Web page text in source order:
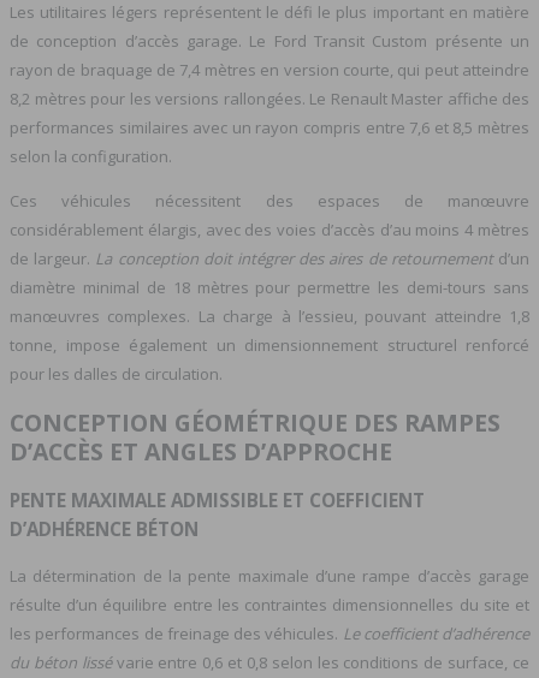
Les utilitaires légers représentent le défi le plus important en matière
de conception d’accès garage. Le Ford Transit Custom présente un
rayon de braquage de 7,4 mètres en version courte, qui peut atteindre
8,2 mètres pour les versions rallongées. Le Renault Master affiche des
performances similaires avec un rayon compris entre 7,6 et 8,5 mètres
selon la configuration.
Ces véhicules nécessitent des espaces de manœuvre
considérablement élargis, avec des voies d’accès d’au moins 4 mètres
de largeur. La conception doit intégrer des aires de retournement d’un
diamètre minimal de 18 mètres pour permettre les demi-tours sans
manœuvres complexes. La charge à l’essieu, pouvant atteindre 1,8
tonne, impose également un dimensionnement structurel renforcé
pour les dalles de circulation.
CONCEPTION GÉOMÉTRIQUE DES RAMPES
D’ACCÈS ET ANGLES D’APPROCHE
PENTE MAXIMALE ADMISSIBLE ET COEFFICIENT
D’ADHÉRENCE BÉTON
La détermination de la pente maximale d’une rampe d’accès garage
résulte d’un équilibre entre les contraintes dimensionnelles du site et
les performances de freinage des véhicules. Le coefficient d’adhérence
du béton lissévarie entre 0,6 et 0,8 selon les conditions de surface, ce